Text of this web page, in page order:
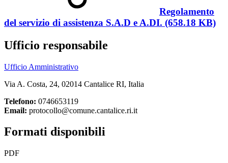
Regolamento
del servizio di assistenza S.A.D e A.DI. (658.18 KB)
Ufficio responsabile
Ufficio Amministrativo
Via A. Costa, 24, 02014 Cantalice RI, Italia
Telefono: 0746653119
Email: protocollo@comune.cantalice.ri.it
Formati disponibili
PDF